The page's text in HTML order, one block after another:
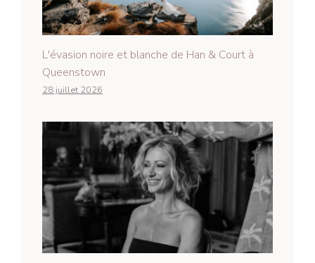
L'évasion noire et blanche de Han & Court à
Queenstown
28 juillet 2026